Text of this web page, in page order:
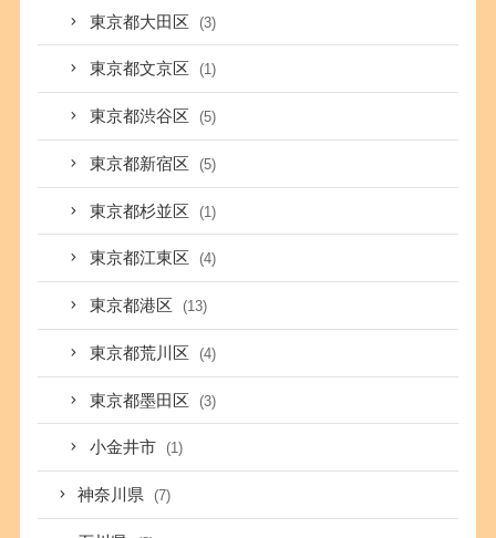
東京都大田区 (3)
東京都文京区 (1)
東京都渋谷区 (5)
東京都新宿区 (5)
東京都杉並区 (1)
東京都江東区 (4)
東京都港区 (13)
東京都荒川区 (4)
東京都墨田区 (3)
小金井市 (1)
神奈川県 (7)